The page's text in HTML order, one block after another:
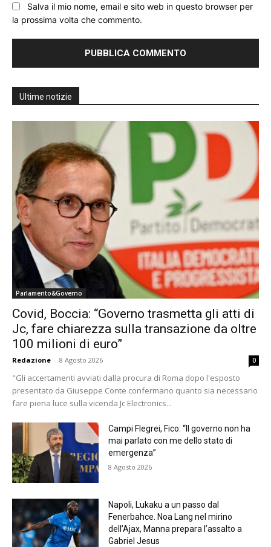
Salva il mio nome, email e sito web in questo browser per
la prossima volta che commento.
Ultime notizie
Parlamento&Governo
Covid, Boccia: “Governo trasmetta gli atti di
Jc, fare chiarezza sulla transazione da oltre
100 milioni di euro”
Redazione - 8 Agosto 2026 0
"Gli accertamenti avviati dalla procura di Roma dopo l'esposto
presentato da Giuseppe Conte confermano quanto sia necessario
fare piena luce sulla vicenda Jc Electronics...
Campi Flegrei, Fico: “Il governo non ha
mai parlato con me dello stato di
emergenza”
8 Agosto 2026
Napoli, Lukaku a un passo dal
Fenerbahce. Noa Lang nel mirino
dell’Ajax, Manna prepara l’assalto a
Gabriel Jesus